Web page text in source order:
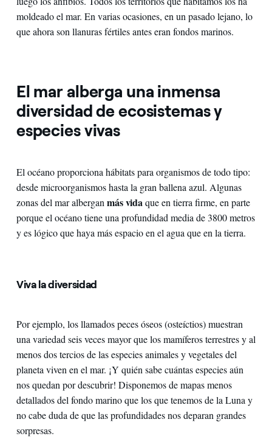
moldeado el mar. En varias ocasiones, en un pasado lejano, lo
que ahora son llanuras fértiles antes eran fondos marinos.
El mar alberga una inmensa
diversidad de ecosistemas y
especies vivas
El océano proporciona hábitats para organismos de todo tipo:
desde microorganismos hasta la gran ballena azul. Algunas
zonas del mar albergan más vidaque en tierra firme, en parte
porque el océano tiene una profundidad media de 3800 metros
y es lógico que haya más espacio en el agua que en la tierra.
Viva la diversidad
Por ejemplo, los llamados peces óseos (osteíctios) muestran
una variedad seis veces mayor que los mamíferos terrestres y al
menos dos tercios de las especies animales y vegetales del
planeta viven en el mar. ¡Y quién sabe cuántas especies aún
nos quedan por descubrir! Disponemos de mapas menos
detallados del fondo marino que los que tenemos de la Luna y
no cabe duda de que las profundidades nos deparan grandes
sorpresas.